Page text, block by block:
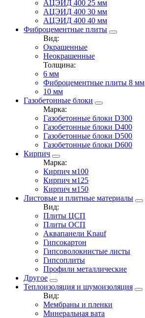
АЦЭИД 400 25 мм
АЦЭИД 400 30 мм
АЦЭИД 400 40 мм
Фиброцементные плиты
Вид:
Окрашенные
Неокрашенные
Толщина:
6 мм
Фиброцементные плиты 8 мм
10 мм
Газобетонные блоки
Марка:
Газобетонные блоки D300
Газобетонные блоки D400
Газобетонные блоки D500
Газобетонные блоки D600
Кирпич
Марка:
Кирпич м100
Кирпич м125
Кирпич м150
Листовые и плитные материалы
Вид:
Плиты ЦСП
Плиты ОСП
Аквапанели Knauf
Гипсокартон
Гипсоволокнистые листы
Гипсоплиты
Профили металлические
Другое
Теплоизоляция и шумоизоляция
Вид:
Мембраны и пленки
Минеральная вата